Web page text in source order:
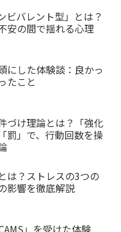
ビバレント型」とは？
安の間で揺れる心理
にした体験談：良かっ
たこと
づけ理論とは？「強化
罰」で、行動回数を操
は？ストレスの3つの
影響を徹底解説
」を受けた体験